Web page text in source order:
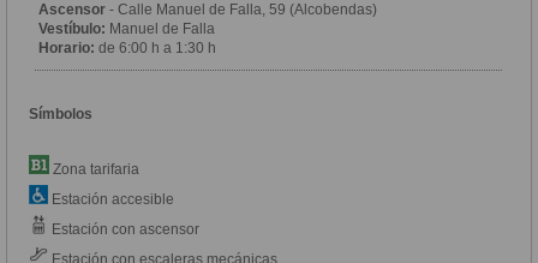
Ascensor - Calle Manuel de Falla, 59 (Alcobendas)
Vestíbulo: Manuel de Falla
Horario: de 6:00 h a 1:30 h
Símbolos
Zona tarifaria
Estación accesible
Estación con ascensor